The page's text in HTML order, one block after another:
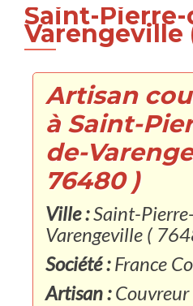
Saint-Pierre-
Varengeville
Artisan
à Saint-
de-
76480 )
Ville :Saint-
Varengeville (
Société :France
Artisan :Couvreur